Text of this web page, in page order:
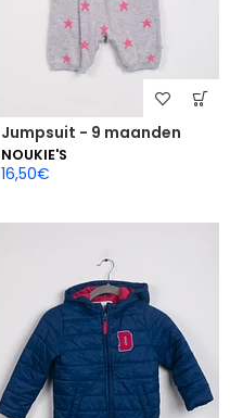
Jumpsuit - 9 maanden
NOUKIE'S
16,50€